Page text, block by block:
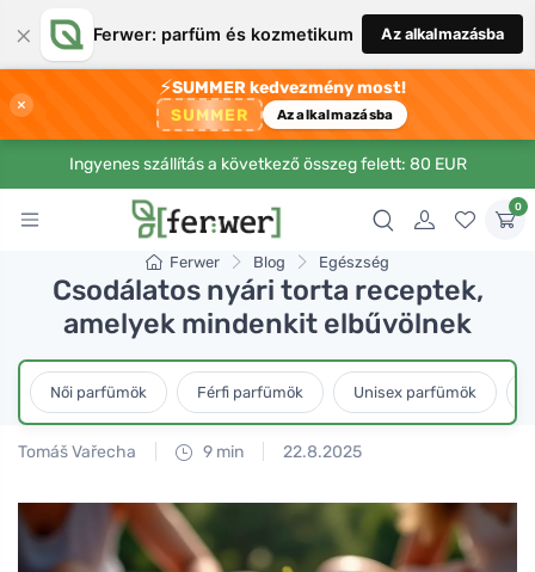
× Ferwer: parfüm és kozmetikum Az alkalmazásba
×
⚡SUMMER kedvezmény most!
SUMMER Az alkalmazásba
Ingyenes szállítás a következő összeg felett: 80 EUR
0
Ferwer Blog Egészség
Csodálatos nyári torta receptek,
amelyek mindenkit elbűvölnek
Női parfümök Férfi parfümök Unisex parfümök
Tomáš Vařecha 9 min 22.8.2025